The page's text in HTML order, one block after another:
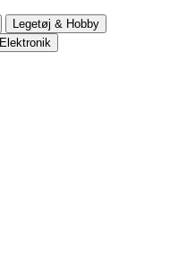
Legetøj & Hobby
Elektronik